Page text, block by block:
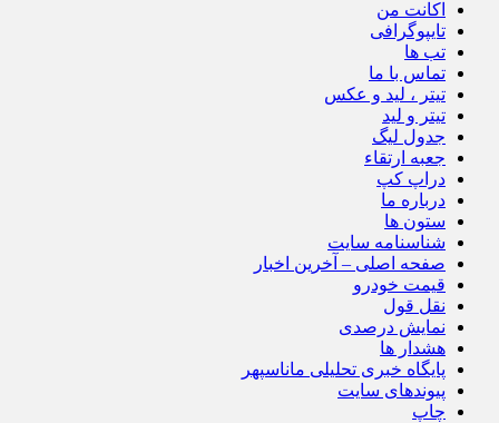
اکانت من
تایپوگرافی
تب ها
تماس با ما
تیتر ، لید و عکس
تیتر و لید
جدول لیگ
جعبه ارتقاء
دراپ کپ
درباره ما
ستون ها
شناسنامه سایت
صفحه اصلی – آخرین اخبار
قیمت خودرو
نقل قول
نمایش درصدی
هشدار ها
پایگاه خبری تحلیلی ماناسپهر
پیوندهای سایت
چاپ